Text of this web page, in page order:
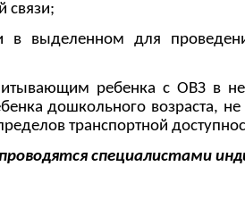
связи;
выделенном для
ребенка с ОВЗ в
дошкольного возраста,
транспортной
специалистами